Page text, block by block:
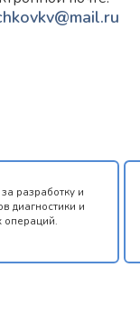
за разработку и
диагностики и
операций.